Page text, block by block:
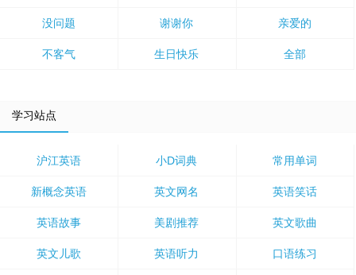
没问题 谢谢你 亲爱的
不客气 生日快乐 全部
学习站点
沪江英语 小D词典 常用单词
新概念英语 英文网名 英语笑话
英语故事 美剧推荐 英文歌曲
英文儿歌 英语听力 口语练习